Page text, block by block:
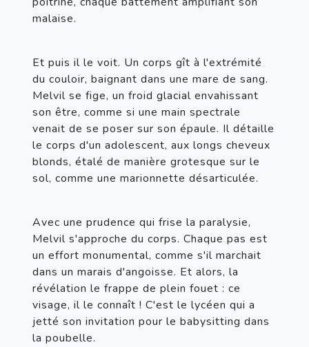
malaise.
Et puis il le voit. Un corps gît à l'extrémité
du couloir, baignant dans une mare de sang.
Melvil se fige, un froid glacial envahissant
son être, comme si une main spectrale
venait de se poser sur son épaule. Il détaille
le corps d'un adolescent, aux longs cheveux
blonds, étalé de manière grotesque sur le
sol, comme une marionnette désarticulée.
Avec une prudence qui frise la paralysie,
Melvil s'approche du corps. Chaque pas est
un effort monumental, comme s'il marchait
dans un marais d'angoisse. Et alors, la
révélation le frappe de plein fouet : ce
visage, il le connaît ! C'est le lycéen qui a
jetté son invitation pour le babysitting dans
la poubelle.